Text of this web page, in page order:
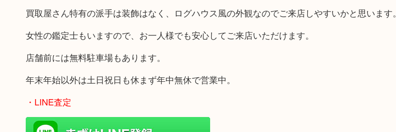
買取屋さん特有の派手は装飾はなく、ログハウス風の外観なのでご来店しやすいかと思います。
女性の鑑定士もいますので、お一人様でも安心してご来店いただけます。
店舗前には無料駐車場もあります。
年末年始以外は土日祝日も休まず年中無休で営業中。
・LINE査定